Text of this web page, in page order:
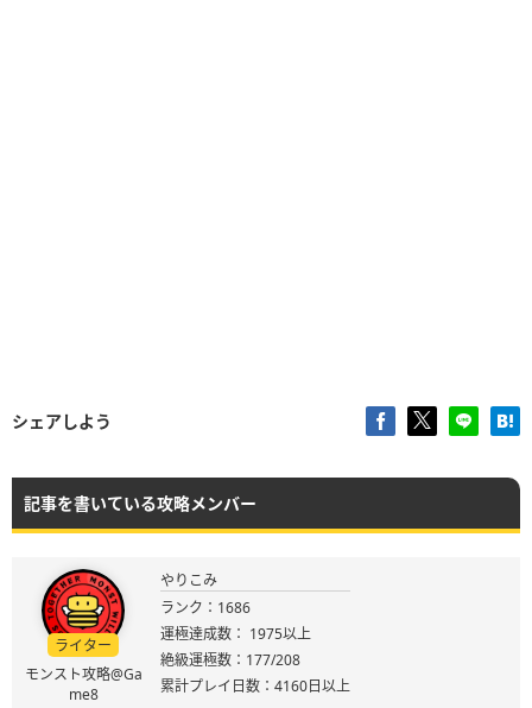
シェアしよう
記事を書いている攻略メンバー
ライター
モンスト攻略@Ga
me8
やりこみ
ランク：1686
運極達成数： 1975以上
絶級運極数：177/208
累計プレイ日数：4160日以上